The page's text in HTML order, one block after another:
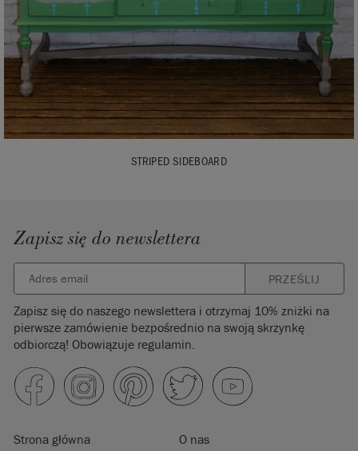
STRIPED SIDEBOARD
Zapisz się do newslettera
PRZEŚLIJ
Zapisz się do naszego newslettera i otrzymaj 10% zniżki na
pierwsze zamówienie bezpośrednio na swoją skrzynkę
odbiorczą! Obowiązuje regulamin.
Strona główna O nas